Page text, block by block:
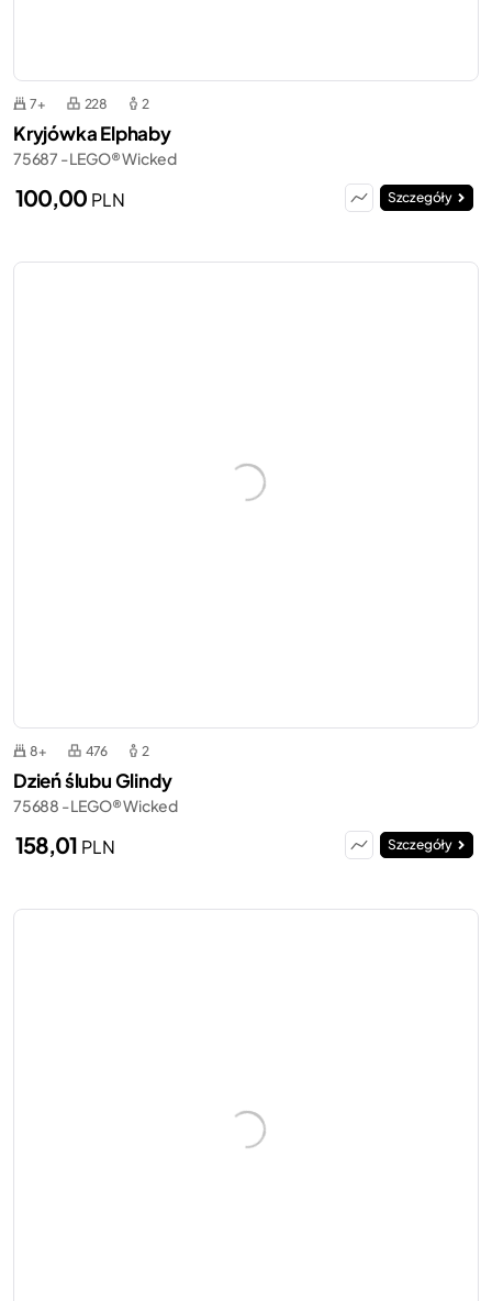
7+ 228 2
Kryjówka Elphaby
75687 - LEGO® Wicked
100,00 PLN Szczegóły
8+ 476 2
Dzień ślubu Glindy
75688 - LEGO® Wicked
158,01 PLN Szczegóły